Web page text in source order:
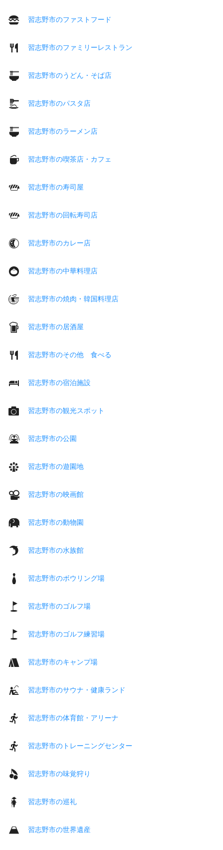
習志野市のファストフード
習志野市のファミリーレストラン
習志野市のうどん・そば店
習志野市のパスタ店
習志野市のラーメン店
習志野市の喫茶店・カフェ
習志野市の寿司屋
習志野市の回転寿司店
習志野市のカレー店
習志野市の中華料理店
習志野市の焼肉・韓国料理店
習志野市の居酒屋
習志野市のその他 食べる
習志野市の宿泊施設
習志野市の観光スポット
習志野市の公園
習志野市の遊園地
習志野市の映画館
習志野市の動物園
習志野市の水族館
習志野市のボウリング場
習志野市のゴルフ場
習志野市のゴルフ練習場
習志野市のキャンプ場
習志野市のサウナ・健康ランド
習志野市の体育館・アリーナ
習志野市のトレーニングセンター
習志野市の味覚狩り
習志野市の巡礼
習志野市の世界遺産